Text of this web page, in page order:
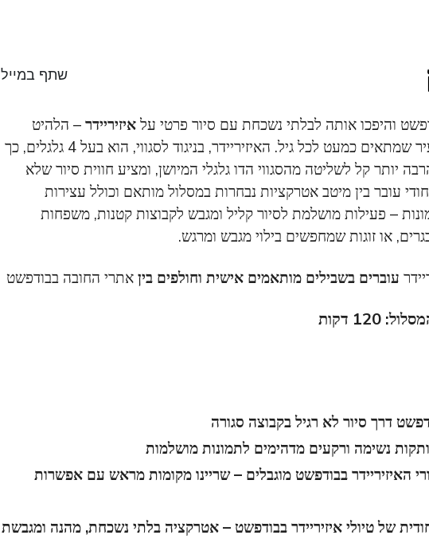
שתף במייל
והיפכו אותה לבלתי נשכחת עם סיור פרטי עלאיזיריידר– הלהיט
העולמי לסיורי הכרת העיר שמתאים כמעט לכל גיל. האיזיריידר, בניגוד לסגווי, הוא בעל 4 גלגלים, כך
יותר קל לשליטה מהסגווי הדו גלגלי המיושן, ומציע חווית סיור שלא
עובר בין מיטב אטרקציות נבחרות במסלול מותאם וכולל עצירות
– פעילות מושלמת לסיור קליל ומגבש לקבוצות קטנות, משפחות
או זוגות שמחפשים בילוי מגבש ומרגש.
עוברים בשבילים מותאמים אישית וחולפים ביןאתרי החובה בבודפשט
120 דקות
דרך סיור לא רגיל בקבוצה סגורה
נשימה ורקעים מדהימים לתמונות מושלמות
האיזיריידר בבודפשט מוגבלים – שריינו מקומות מראש עם אפשרות
של טיולי איזיריידר בבודפשט – אטרקציה בלתי נשכחת, מהנה ומגבשת